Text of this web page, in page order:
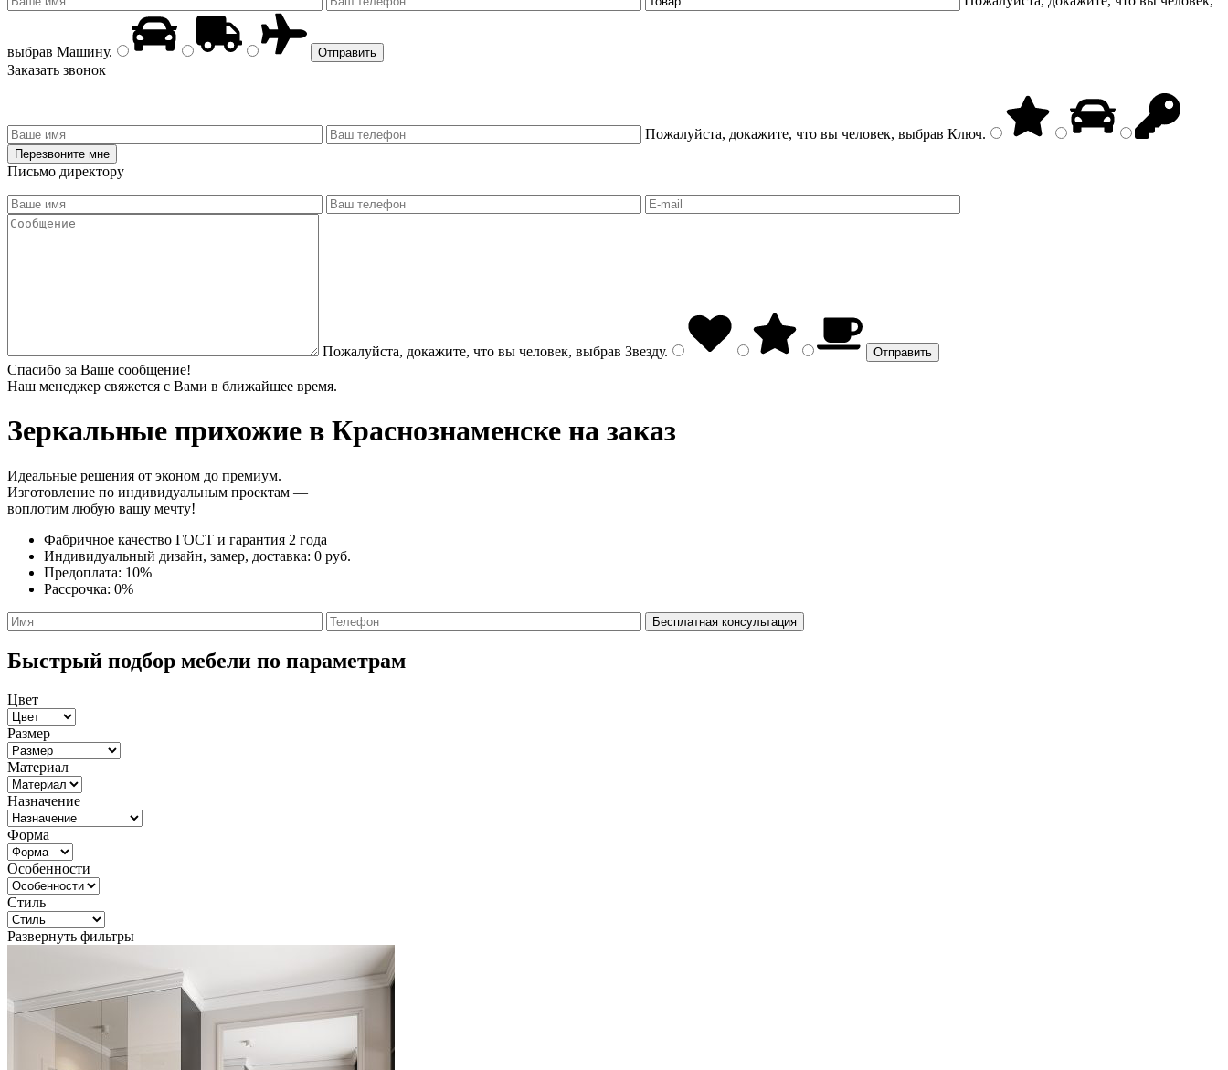
выбрав Машину.
Заказать звонок
Пожалуйста, докажите, что вы человек, выбрав Ключ.
Письмо директору
Пожалуйста, докажите, что вы человек, выбрав Звезду.
Спасибо за Ваше сообщение!
Наш менеджер свяжется с Вами в ближайшее время.
Зеркальные прихожие в Краснознаменске на заказ
Идеальные решения от эконом до премиум.
Изготовление по индивидуальным проектам —
воплотим любую вашу мечту!
Фабричное качество ГОСТ и гарантия 2 года
Индивидуальный дизайн, замер, доставка: 0 руб.
Предоплата: 10%
Рассрочка: 0%
Быстрый подбор мебели по параметрам
Цвет
Размер
Материал
Назначение
Форма
Особенности
Стиль
Развернуть фильтры